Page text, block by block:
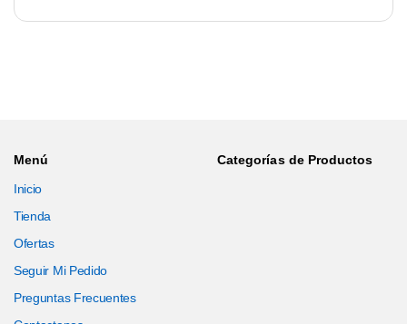
Menú
Inicio
Tienda
Ofertas
Seguir Mi Pedido
Preguntas Frecuentes
Categorías de Productos